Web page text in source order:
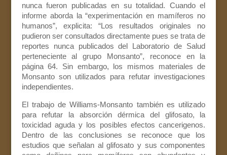
nunca fueron publicadas en su totalidad. Cuando el
informe aborda la “experimentación en mamíferos no
humanos”, explicita: “Los resultados originales no
pudieron ser consultados directamente pues se trata de
reportes nunca publicados del Laboratorio de Salud
perteneciente al grupo Monsanto”, reconoce en la
página 64. Sin embargo, los mismos materiales de
Monsanto son utilizados para refutar investigaciones
independientes.
El trabajo de Williams-Monsanto también es utilizado
para refutar la absorción dérmica del glifosato, la
toxicidad aguda y los posibles efectos cancerigenos.
Dentro de las conclusiones se reconoce que los
estudios que señalan al glifosato y sus componentes